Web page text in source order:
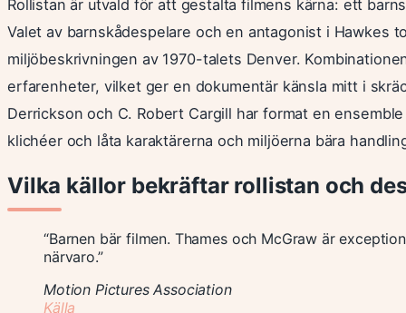
Rollistan är utvald för att gestalta filmens kärna: ett
Valet av barnskådespelare och en antagonist i Hawkes
miljöbeskrivningen av 1970-talets Denver.
erfarenheter, vilket ger en dokumentär känsla mitt i
Derrickson och C. Robert Cargill har format en
klichéer och låta karaktärerna och miljöerna bära
Vilka källor bekräftar rollistan och
“Barnen bär filmen. Thames och McGraw är
närvaro.”
Motion Pictures Association
Källa